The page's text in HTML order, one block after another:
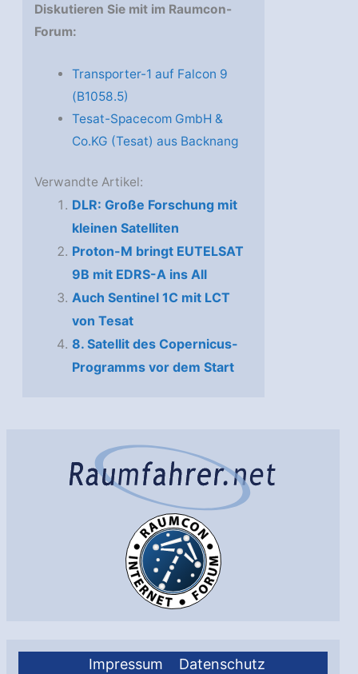
Impressum Datenschutz
Diskutieren Sie mit im Raumcon-
Forum:
Transporter-1 auf Falcon 9
(B1058.5)
Tesat-Spacecom GmbH &
Co.KG (Tesat) aus Backnang
Verwandte Artikel:
DLR: Große Forschung mit
kleinen Satelliten
Proton-M bringt EUTELSAT
9B mit EDRS-A ins All
Auch Sentinel 1C mit LCT
von Tesat
8. Satellit des Copernicus-
Programms vor dem Start